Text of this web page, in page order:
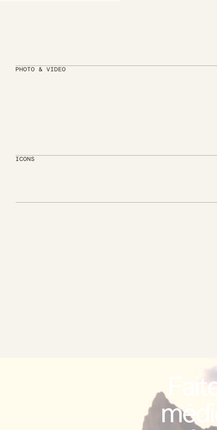
PHOTO & VIDEO
ICONS